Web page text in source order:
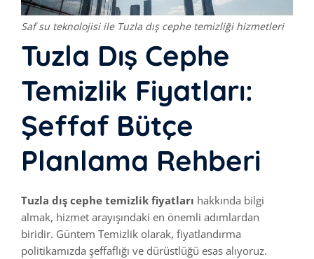
Saf su teknolojisi ile Tuzla dış cephe temizliği hizmetleri
Tuzla Dış Cephe
Temizlik Fiyatları:
Şeffaf Bütçe
Planlama Rehberi
Tuzla dış cephe temizlik fiyatları hakkında bilgi
almak, hizmet arayışındaki en önemli adımlardan
biridir. Güntem Temizlik olarak, fiyatlandırma
politikamızda şeffaflığı ve dürüstlüğü esas alıyoruz.